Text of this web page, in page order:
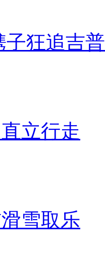
子狂追吉
立行走
雪取乐